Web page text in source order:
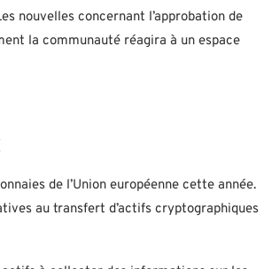
nouvelles concernant l’approbation de
la communauté réagira à un espace
de l’Union européenne cette année.
au transfert d’actifs cryptographiques